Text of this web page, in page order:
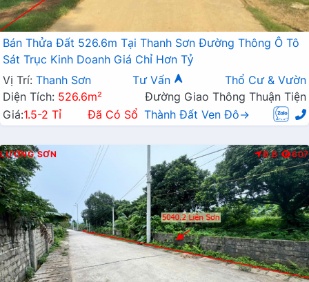
Bán Thửa Đất 526.6m Tại Thanh Sơn Đường Thông Ô Tô
Sát Trục Kinh Doanh Giá Chỉ Hơn Tỷ
Vị Trí: Thanh Sơn Tư Vấn
Thổ Cư & Vườn
Diện Tích: 526.6m²
Đường Giao Thông Thuận Tiện
Giá:1.5-2 Tỉ Đã Có Sổ Thành Đất Ven Đô→
LƯƠNG SƠN Đ.B 607